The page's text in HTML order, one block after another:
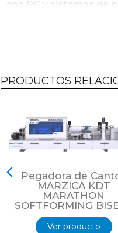
con PC y sistemas de
La configuración de
Hasta 2 grupos
Laser, en
4 unidades por
Fresador
PRODUCTOS
Pegadora de
MARZICA KDT
MARATHON
SOFTFORMING
Ver producto